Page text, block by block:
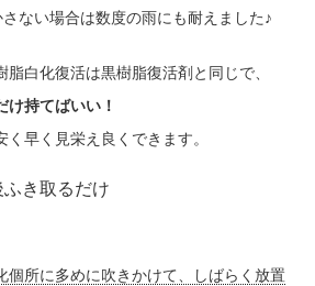
ない場合は数度の雨にも耐えました♪
白化復活は黒樹脂復活剤と同じで、
け持てばいい！
早く見栄え良くできます。
き取るだけ
個所に多めに吹きかけて、しばらく放置